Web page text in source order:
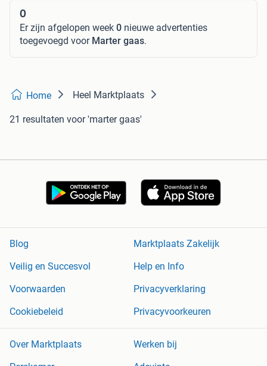
0
Er zijn afgelopen week 0 nieuwe advertenties
toegevoegd voor Marter gaas.
Home Heel Marktplaats
21 resultaten voor 'marter gaas'
Blog
Marktplaats Zakelijk
Veilig en Succesvol
Help en Info
Voorwaarden
Privacyverklaring
Cookiebeleid
Privacyvoorkeuren
Over Marktplaats
Werken bij